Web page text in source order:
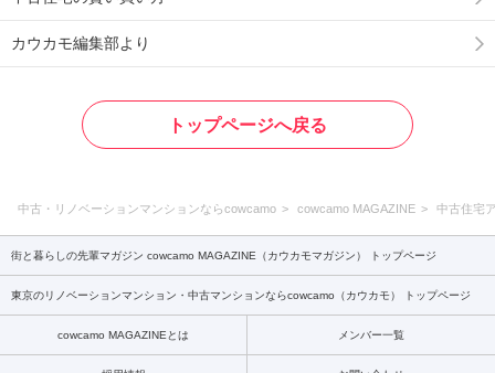
カウカモ編集部より
トップページへ戻る
中古・リノベーションマンションならcowcamo cowcamo MAGAZINE 中古住宅
街と暮らしの先輩マガジン cowcamo MAGAZINE（カウカモマガジン） トップページ
東京のリノベーションマンション・中古マンションならcowcamo（カウカモ） トップページ
cowcamo MAGAZINEとは メンバー一覧